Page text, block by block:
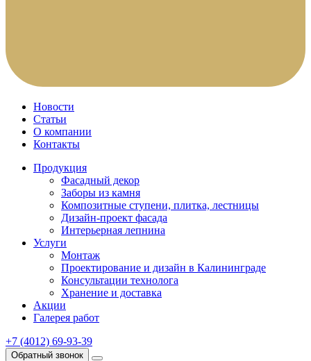
Новости
Статьи
О компании
Контакты
Продукция
Фасадный декор
Заборы из камня
Композитные ступени, плитка, лестницы
Дизайн-проект фасада
Интерьерная лепнина
Услуги
Монтаж
Проектирование и дизайн в Калининграде
Консультации технолога
Хранение и доставка
Акции
Галерея работ
+7 (4012) 69-93-39
Обратный звонок